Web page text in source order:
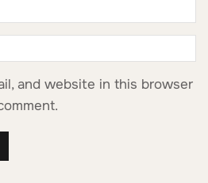
and website in this browser